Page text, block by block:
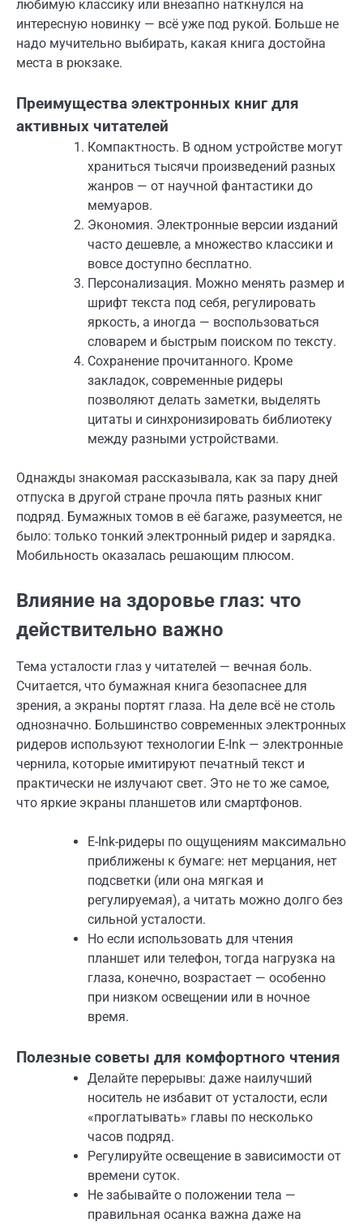
любимую классику или внезапно наткнулся на
интересную новинку — всё уже под рукой. Больше не
надо мучительно выбирать, какая книга достойна
места в рюкзаке.
Преимущества электронных книг для
активных читателей
Компактность. В одном устройстве могут
храниться тысячи произведений разных
жанров — от научной фантастики до
мемуаров.
Экономия. Электронные версии изданий
часто дешевле, а множество классики и
вовсе доступно бесплатно.
Персонализация. Можно менять размер и
шрифт текста под себя, регулировать
яркость, а иногда — воспользоваться
словарем и быстрым поиском по тексту.
Сохранение прочитанного. Кроме
закладок, современные ридеры
позволяют делать заметки, выделять
цитаты и синхронизировать библиотеку
между разными устройствами.
Однажды знакомая рассказывала, как за пару дней
отпуска в другой стране прочла пять разных книг
подряд. Бумажных томов в её багаже, разумеется, не
было: только тонкий электронный ридер и зарядка.
Мобильность оказалась решающим плюсом.
Влияние на здоровье глаз: что
действительно важно
Тема усталости глаз у читателей — вечная боль.
Считается, что бумажная книга безопаснее для
зрения, а экраны портят глаза. На деле всё не столь
однозначно. Большинство современных электронных
ридеров используют технологии E-Ink — электронные
чернила, которые имитируют печатный текст и
практически не излучают свет. Это не то же самое,
что яркие экраны планшетов или смартфонов.
E-Ink-ридеры по ощущениям максимально
приближены к бумаге: нет мерцания, нет
подсветки (или она мягкая и
регулируемая), а читать можно долго без
сильной усталости.
Но если использовать для чтения
планшет или телефон, тогда нагрузка на
глаза, конечно, возрастает — особенно
при низком освещении или в ночное
время.
Полезные советы для комфортного чтения
Делайте перерывы: даже наилучший
носитель не избавит от усталости, если
«проглатывать» главы по несколько
часов подряд.
Регулируйте освещение в зависимости от
времени суток.
Не забывайте о положении тела —
правильная осанка важна даже на